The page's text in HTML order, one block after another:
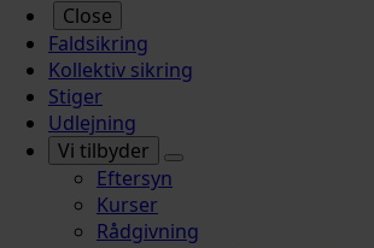
Close
Faldsikring
Kollektiv sikring
Stiger
Udlejning
Vi tilbyder
Eftersyn
Kurser
Rådgivning